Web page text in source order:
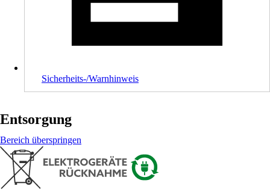
Sicherheits-/Warnhinweis
Entsorgung
Bereich überspringen